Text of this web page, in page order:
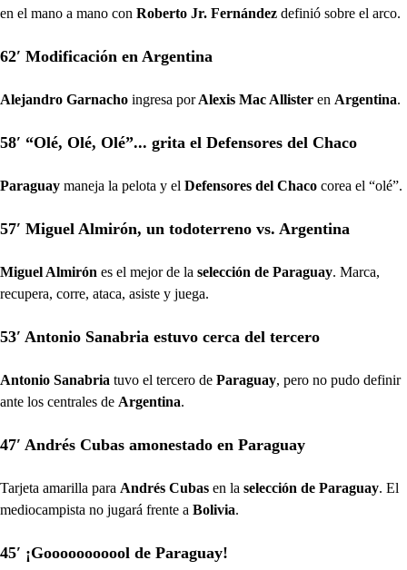
en el mano a mano con Roberto Jr. Fernández definió sobre el arco.
62′ Modificación en Argentina
Alejandro Garnacho ingresa porAlexis Mac Allister en Argentina.
58′ “Olé, Olé, Olé”... grita el Defensores del Chaco
Paraguay maneja la pelota y el Defensores del Chaco corea el “olé”.
57′ Miguel Almirón, un todoterreno vs. Argentina
Miguel Almirón es el mejor de la selección de Paraguay. Marca,
recupera, corre, ataca, asiste y juega.
53′ Antonio Sanabria estuvo cerca del tercero
Antonio Sanabria tuvo el tercero de Paraguay, pero no pudo definir
ante los centrales de Argentina.
47′ Andrés Cubas amonestado en Paraguay
Tarjeta amarilla para Andrés Cubas en la selección de Paraguay. El
mediocampista no jugará frente a Bolivia.
45′ ¡Gooooooooool de Paraguay!